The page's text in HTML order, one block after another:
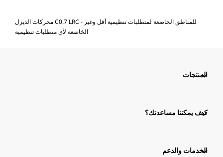
محركات الديزل C0.7 LRC - للمناطق الخاضعة لمتطلبات تنظيمية أقل وغير
الخاضعة لأي متطلبات تنظيمية
المنتجات
كيف يمكننا مساعدتك؟
الخدمات والدعم